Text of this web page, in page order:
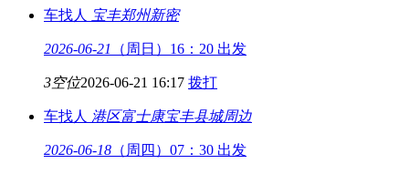
车找人 宝丰郑州新密
2026-06-21 （周日）16：20 出发
3空位2026-06-21 16:17 拨打
车找人 港区富士康宝丰县城周边
2026-06-18 （周四）07：30 出发